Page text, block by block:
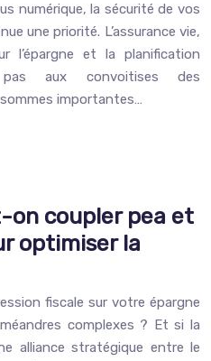
numérique, la sécurité de vos
une priorité. L’assurance vie,
l’épargne et la planification
pas aux convoitises des
importantes…
on coupler pea et
optimiser la
fiscale sur votre épargne
complexes ? Et si la
alliance stratégique entre le